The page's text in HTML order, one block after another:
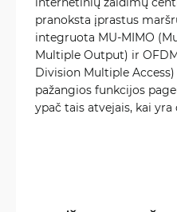
pranoksta įprastus
integruota MU-MIMO
Multiple Output) ir
Division Multiple
pažangios funkcijos
ypač tais atvejais, kai